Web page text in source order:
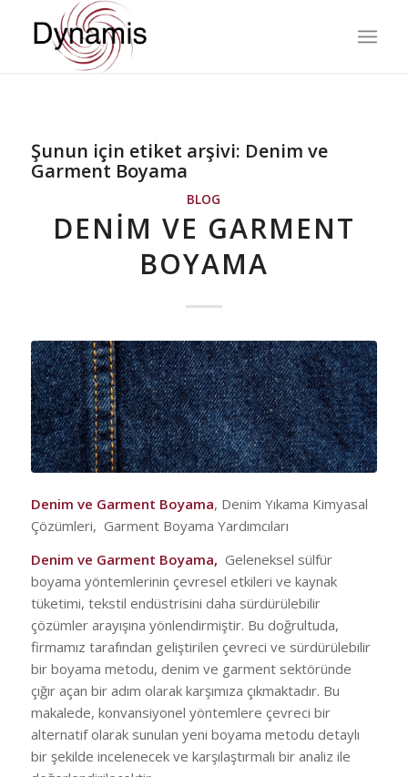
Şunun için etiket arşivi: Denim ve
Garment Boyama
BLOG
DENIM VE GARMENT
BOYAMA
Denim ve Garment Boyama, Denim Yıkama Kimyasal
Çözümleri, Garment Boyama Yardımcıları
Denim ve Garment Boyama, Geleneksel sülfür
boyama yöntemlerinin çevresel etkileri ve kaynak
tüketimi, tekstil endüstrisini daha sürdürülebilir
çözümler arayışına yönlendirmiştir. Bu doğrultuda,
firmamız tarafından geliştirilen çevreci ve sürdürülebilir
bir boyama metodu, denim ve garment sektöründe
çığır açan bir adım olarak karşımıza çıkmaktadır. Bu
makalede, konvansiyonel yöntemlere çevreci bir
alternatif olarak sunulan yeni boyama metodu detaylı
bir şekilde incelenecek ve karşılaştırmalı bir analiz ile